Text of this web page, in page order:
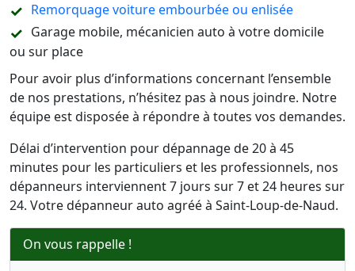
Remorquage voiture embourbée ou enlisée
Garage mobile, mécanicien auto à votre domicile
ou sur place
Pour avoir plus d’informations concernant l’ensemble
de nos prestations, n’hésitez pas à nous joindre. Notre
équipe est disposée à répondre à toutes vos demandes.
Délai d’intervention pour dépannage de 20 à 45
minutes pour les particuliers et les professionnels, nos
dépanneurs interviennent 7 jours sur 7 et 24 heures sur
24. Votre dépanneur auto agréé à Saint-Loup-de-Naud.
On vous rappelle !